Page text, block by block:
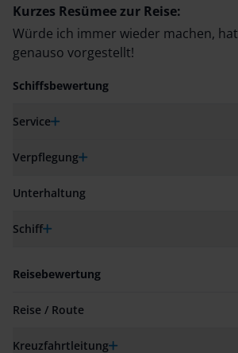
Kurzes Resümee zur Reise:
Würde ich immer wieder machen,
genauso vorgestellt!
Schiffsbewertung
Service
Verpflegung
Unterhaltung
Schiff
Reisebewertung
Reise / Route
Kreuzfahrtleitung